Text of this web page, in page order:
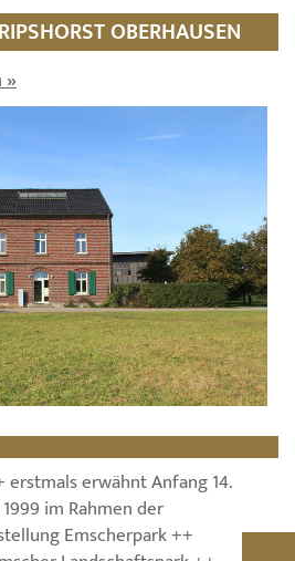
OBERHAUSEN
»
erwähnt Anfang 14.
im Rahmen der
Emscherpark ++